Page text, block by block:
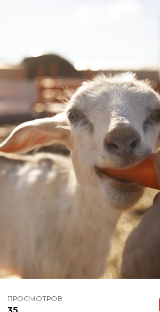
ПРОСМОТРОВ